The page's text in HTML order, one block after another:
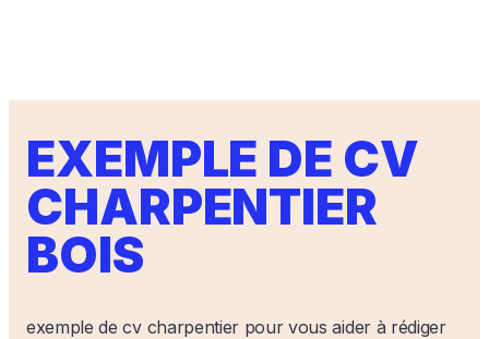
EXEMPLE DE CV
CHARPENTIER
BOIS
exemple de cv charpentier pour vous aider à rédiger